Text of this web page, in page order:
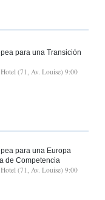
para una Transición
(71, Av. Louise) 9:00
para una Europa
de Competencia
(71, Av. Louise) 9:00